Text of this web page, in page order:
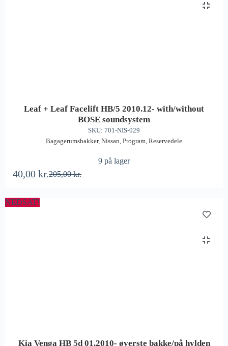
Leaf + Leaf Facelift HB/5 2010.12- with/without
BOSE soundsystem
SKU: 701-NIS-029
Bagagerumsbakker, Nissan, Program, Reservedele
9 på lager
205,00kr.
40,00 kr.
NEDSAT!
Kia Venga HB 5d 01.2010- øverste bakke/på hylden